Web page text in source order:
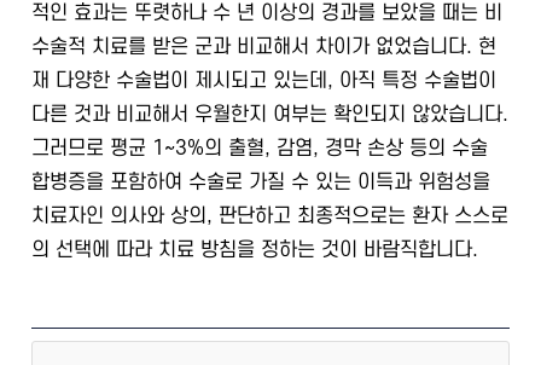
적인 효과는 뚜렷하나 수 년 이상의 경과를 보았을 때는 비
수술적 치료를 받은 군과 비교해서 차이가 없었습니다. 현
재 다양한 수술법이 제시되고 있는데, 아직 특정 수술법이
다른 것과 비교해서 우월한지 여부는 확인되지 않았습니다.
그러므로 평균 1~3%의 출혈, 감염, 경막 손상 등의 수술
합병증을 포함하여 수술로 가질 수 있는 이득과 위험성을
치료자인 의사와 상의, 판단하고 최종적으로는 환자 스스로
의 선택에 따라 치료 방침을 정하는 것이 바람직합니다.